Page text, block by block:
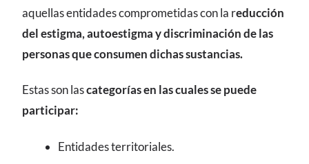
aquellas entidades comprometidas con la reducción
del estigma, autoestigma y discriminación de las
personas que consumen dichas sustancias.
Estas son lascategorías en las cuales se puede
participar:
Entidades territoriales.